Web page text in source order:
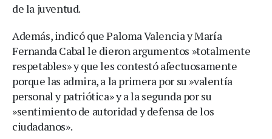
de la juventud.
Además, indicó que Paloma Valencia y María
Fernanda Cabal le dieron argumentos »totalmente
respetables» y que les contestó afectuosamente
porque las admira, a la primera por su »valentía
personal y patriótica» y a la segunda por su
»sentimiento de autoridad y defensa de los
ciudadanos».